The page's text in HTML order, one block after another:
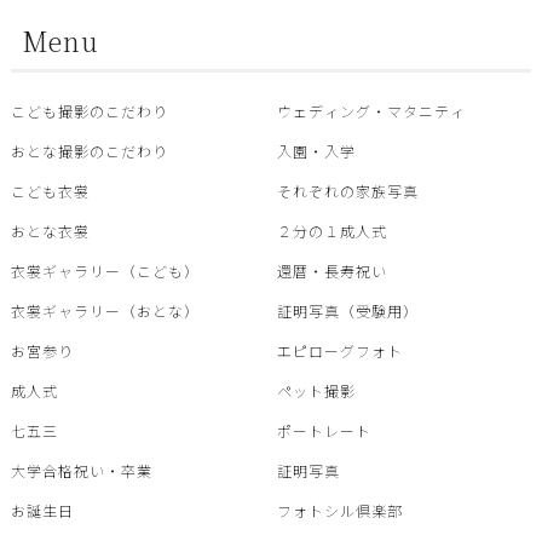
Menu
こども撮影のこだわり
おとな撮影のこだわり
こども衣裳
おとな衣裳
衣裳ギャラリー（こども）
衣裳ギャラリー（おとな）
お宮参り
成人式
七五三
大学合格祝い・卒業
お誕生日
ウェディング・マタニティ
入園・入学
それぞれの家族写真
２分の１成人式
還暦・⾧寿祝い
証明写真（受験用）
エピローグフォト
ペット撮影
ポートレート
証明写真
フォトシル倶楽部